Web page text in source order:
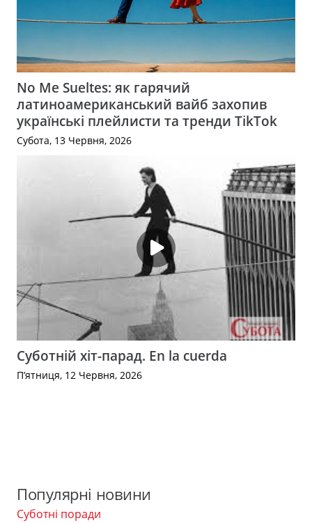
No Me Sueltes: як гарячий
латиноамериканський вайб захопив
українські плейлисти та тренди TikTok
Субота, 13 Червня, 2026
Суботній хіт-парад. En la cuerda
П’ятниця, 12 Червня, 2026
Популярні новини
Суботні поради